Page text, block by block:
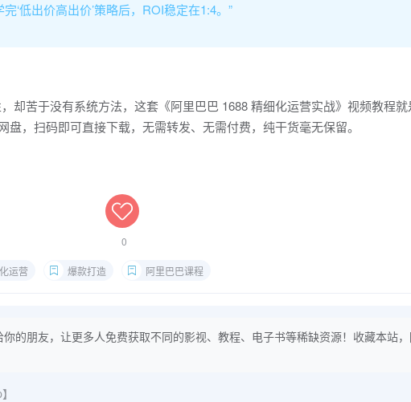
‘低出价高出价’策略后，ROI稳定在1:4。”
却苦于没有系统方法，这套《阿里巴巴 1688 精细化运营实战》视频教程
盘，扫码即可直接下载，无需转发、无需付费，纯干货毫无保留。
0
运营 爆款打造 阿里巴巴课程
的朋友，让更多人免费获取不同的影视、教程、电子书等稀缺资源！收藏本站